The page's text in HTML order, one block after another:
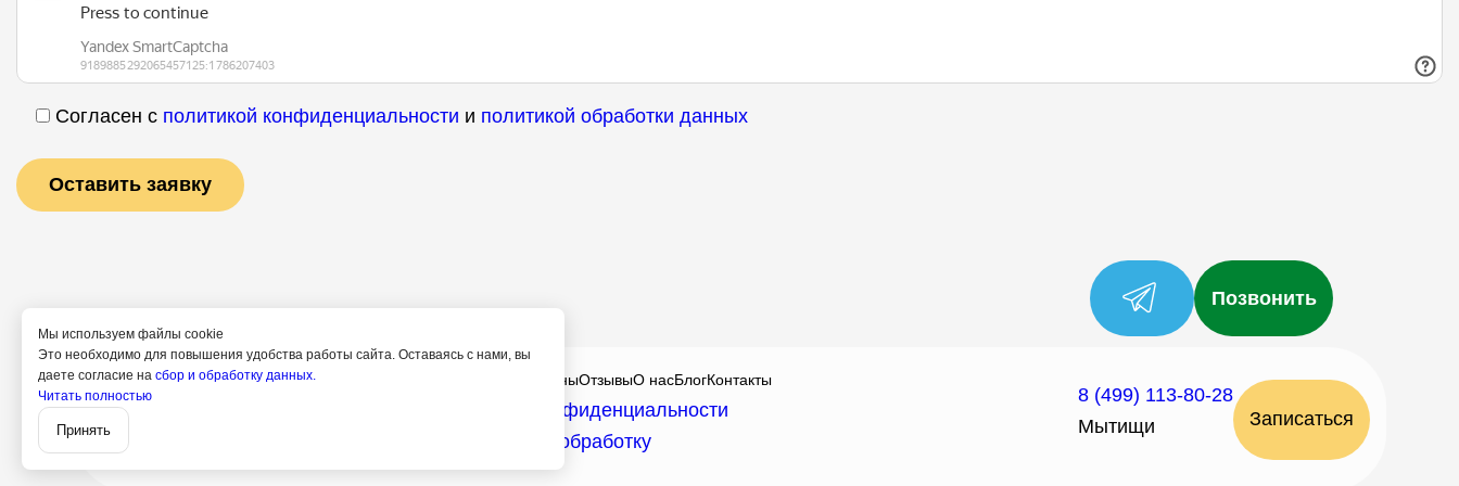
Согласен с политикой конфиденциальности и политикой обработки данных
Мы используем файлы cookie
Это необходимо для повышения удобства работы сайта. Оставаясь с нами, вы
даете согласие на сбор и обработку данных.
Читать полностью
Принять
Позвонить
ЦеныОтзывыО насБлогКонтакты
Политика конфиденциальности
Согласие на обработку
8 (499) 113-80-28
Мытищи
Записаться